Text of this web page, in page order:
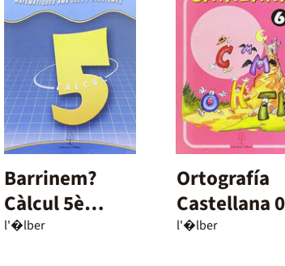
Barrinem?
Càlcul 5è
Primària
l'�lber
Ortografía
Castellana
l'�lber